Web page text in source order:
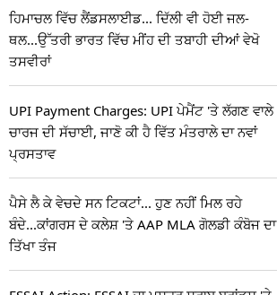
ਹਿਮਾਚਲ ਵਿੱਚ ਲੈਂਡਸਲਾਈਡ... ਦਿੱਲੀ ਵੀ ਹੋਈ ਜਲ-
ਥਲ...ਉੱਤਰੀ ਭਾਰਤ ਵਿੱਚ ਮੀਂਹ ਦੀ ਤਬਾਹੀ ਦੀਆਂ ਵੇਖੋ
ਤਸਵੀਰਾਂ
UPI Payment Charges: UPI ਪੇਮੈਂਟ 'ਤੇ ਲੱਗਣ ਵਾਲੇ
ਚਾਰਜ ਦੀ ਸੱਚਾਈ, ਜਾਣੋ ਕੀ ਹੈ ਵਿੱਤ ਮੰਤਰਾਲੇ ਦਾ ਨਵਾਂ
ਪ੍ਰਸਤਾਵ
ਪੈਸੇ ਲੈ ਕੇ ਵੇਚਦੇ ਸਨ ਟਿਕਟਾਂ... ਹੁਣ ਨਹੀਂ ਮਿਲ ਰਹੇ
ਬੰਦੇ...ਕਾਂਗਰਸ ਦੇ ਕਲੇਸ਼ 'ਤੇ AAP MLA ਗੋਲਡੀ ਕੰਬੋਜ ਦਾ
ਤਿੱਖਾ ਤੰਜ